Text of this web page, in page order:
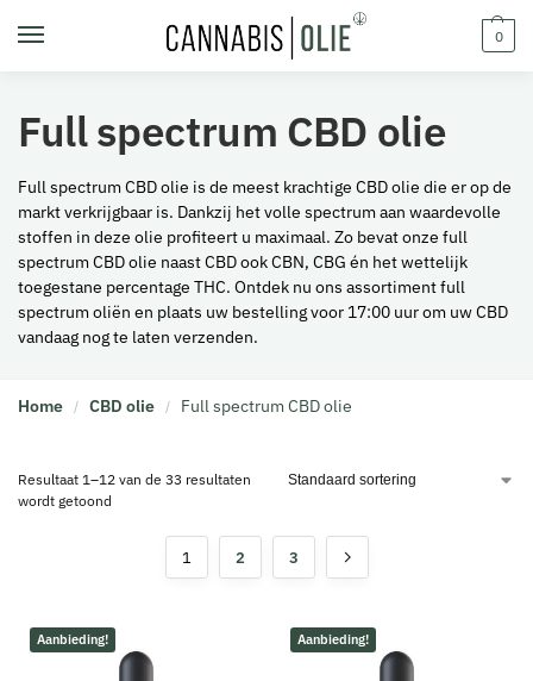
0
Full spectrum CBD olie
Full spectrum CBD olie is de meest krachtige CBD olie die er op de
markt verkrijgbaar is. Dankzij het volle spectrum aan waardevolle
stoffen in deze olie profiteert u maximaal. Zo bevat onze full
spectrum CBD olie naast CBD ook CBN, CBG én het wettelijk
toegestane percentage THC. Ontdek nu ons assortiment full
spectrum oliën en plaats uw bestelling voor 17:00 uur om uw CBD
vandaag nog te laten verzenden.
Home / CBD olie / Full spectrum CBD olie
Resultaat 1–12 van de 33 resultaten
wordt getoond
1 2 3
Aanbieding! Aanbieding!